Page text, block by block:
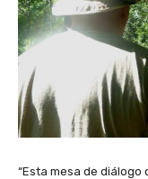
“Esta mesa de